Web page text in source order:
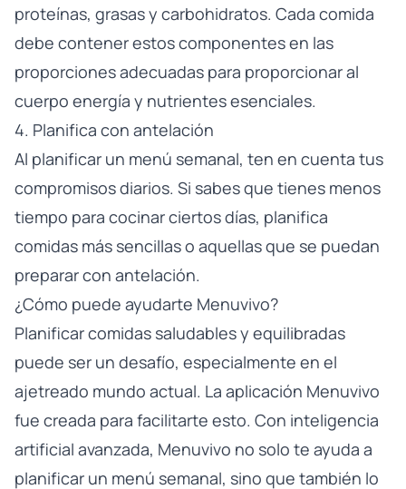
proteínas, grasas y carbohidratos. Cada comida
debe contener estos componentes en las
proporciones adecuadas para proporcionar al
cuerpo energía y nutrientes esenciales.
4. Planifica con antelación
Al planificar un menú semanal, ten en cuenta tus
compromisos diarios. Si sabes que tienes menos
tiempo para cocinar ciertos días, planifica
comidas más sencillas o aquellas que se puedan
preparar con antelación.
¿Cómo puede ayudarte Menuvivo?
Planificar comidas saludables y equilibradas
puede ser un desafío, especialmente en el
ajetreado mundo actual. La aplicación Menuvivo
fue creada para facilitarte esto. Con inteligencia
artificial avanzada, Menuvivo no solo te ayuda a
planificar un menú semanal, sino que también lo